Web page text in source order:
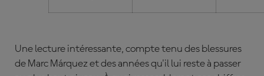
Une lecture intéressante, compte tenu des blessures
de Marc Márquez et des années qu'il lui reste à passer